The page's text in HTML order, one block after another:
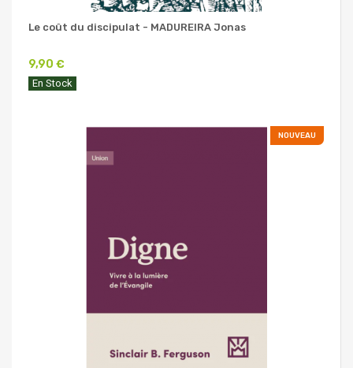
Le coût du discipulat - MADUREIRA Jonas
9,90 €
En Stock
NOUVEAU